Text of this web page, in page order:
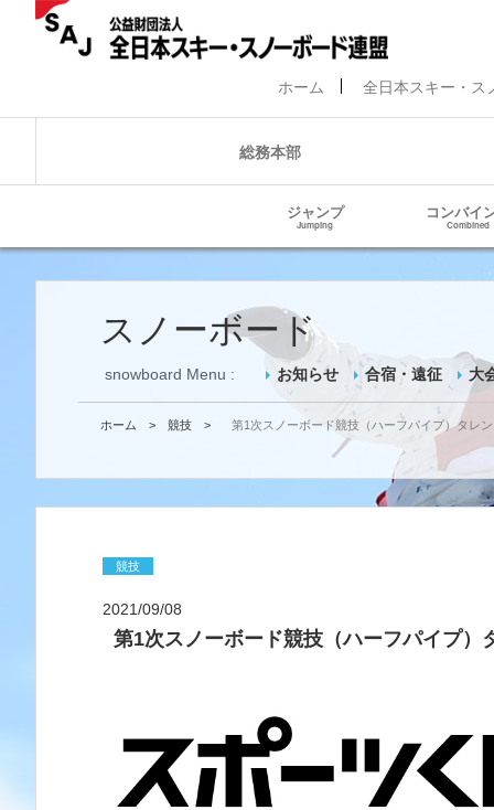
ホーム 全日本スキー・ス
総務本部
ジャンプ
Jumping
コンバイ
Combined
スノーボード
snowboard Menu : お知らせ 合宿・遠征 大
ホーム > 競技 > 第1次スノーボード競技（ハーフパイプ）タレ
競技
2021/09/08
第1次スノーボード競技（ハーフパイプ）